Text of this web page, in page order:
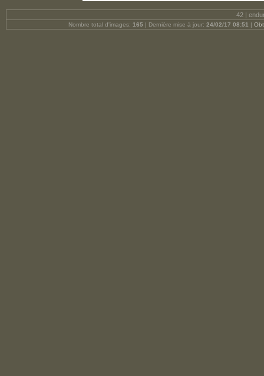
42 |
Nombre total d'images: 165 | Dernière mise à jour: 24/02/17 08:51 |